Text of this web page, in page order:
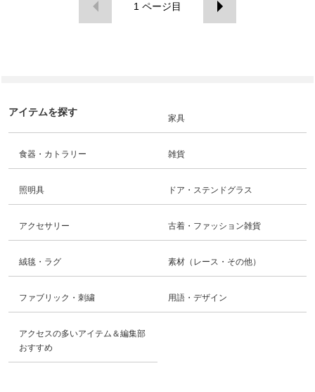
1 ページ目
アイテムを探す
家具
食器・カトラリー 雑貨
照明具 ドア・ステンドグラス
アクセサリー 古着・ファッション雑貨
絨毯・ラグ 素材（レース・その他）
ファブリック・刺繍 用語・デザイン
アクセスの多いアイテム＆編集部
おすすめ